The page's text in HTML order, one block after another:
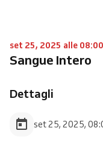
set 25, 2025 alle 08:00
Sangue Intero
Dettagli
set 25, 2025,